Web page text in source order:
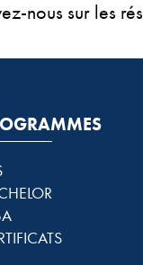
nous sur les